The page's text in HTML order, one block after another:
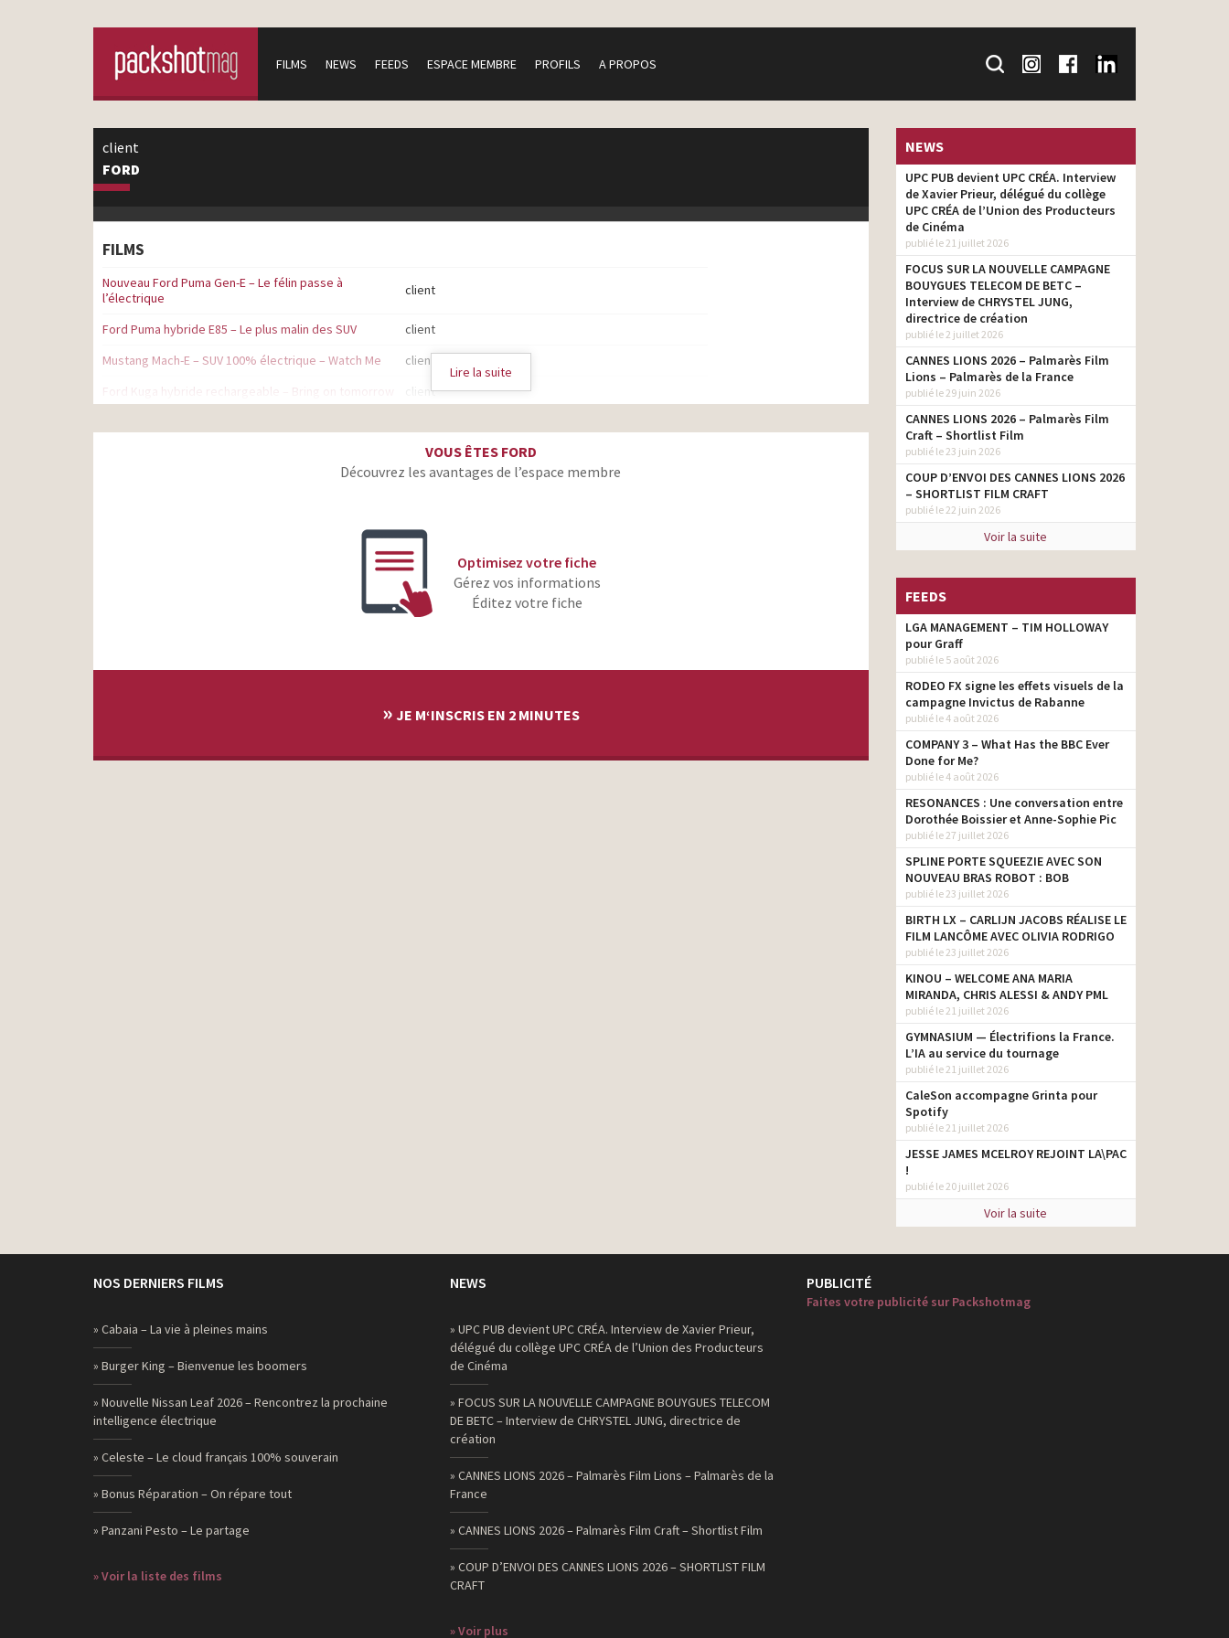
FILMS NEWS FEEDS ESPACE MEMBRE PROFILS A PROPOS
client
FORD
FILMS
Nouveau Ford Puma Gen-E – Le félin passe à
l’électrique
client
Ford Puma hybride E85 – Le plus malin des SUV
client
Mustang Mach-E – SUV 100% électrique – Watch Me
client
Ford Kuga hybride rechargeable – Bring on tomorrow
client
Ford Mustang Mach-e
client
Ford Fiesta – Teddy Riner #CEstTeddyQuiLADit
client
Nouvelle Ford Fiesta – Feel Every Fiesta Moment
client
client
client
client
Lire la suite
VOUS ÊTES FORD
Découvrez les avantages de l’espace membre
Optimisez votre fiche
Gérez vos informations
Éditez votre fiche
» JE M‘INSCRIS EN 2 MINUTES
NEWS
UPC PUB devient UPC CRÉA. Interview
de Xavier Prieur, délégué du collège
UPC CRÉA de l’Union des Producteurs
de Cinéma
publié le 21 juillet 2026
FOCUS SUR LA NOUVELLE CAMPAGNE
BOUYGUES TELECOM DE BETC –
Interview de CHRYSTEL JUNG,
directrice de création
publié le 2 juillet 2026
CANNES LIONS 2026 – Palmarès Film
Lions – Palmarès de la France
publié le 29 juin 2026
CANNES LIONS 2026 – Palmarès Film
Craft – Shortlist Film
publié le 23 juin 2026
COUP D’ENVOI DES CANNES LIONS 2026
– SHORTLIST FILM CRAFT
publié le 22 juin 2026
Voir la suite
FEEDS
LGA MANAGEMENT – TIM HOLLOWAY
pour Graff
publié le 5 août 2026
RODEO FX signe les effets visuels de la
campagne Invictus de Rabanne
publié le 4 août 2026
COMPANY 3 – What Has the BBC Ever
Done for Me?
publié le 4 août 2026
RESONANCES : Une conversation entre
Dorothée Boissier et Anne-Sophie Pic
publié le 27 juillet 2026
SPLINE PORTE SQUEEZIE AVEC SON
NOUVEAU BRAS ROBOT : BOB
publié le 23 juillet 2026
BIRTH LX – CARLIJN JACOBS RÉALISE LE
FILM LANCÔME AVEC OLIVIA RODRIGO
publié le 23 juillet 2026
KINOU – WELCOME ANA MARIA
MIRANDA, CHRIS ALESSI & ANDY PML
publié le 21 juillet 2026
GYMNASIUM — Électrifions la France.
L’IA au service du tournage
publié le 21 juillet 2026
CaleSon accompagne Grinta pour
Spotify
publié le 21 juillet 2026
JESSE JAMES MCELROY REJOINT LA\PAC
!
publié le 20 juillet 2026
Voir la suite
NOS DERNIERS FILMS
» Cabaia – La vie à pleines mains
» Burger King – Bienvenue les boomers
» Nouvelle Nissan Leaf 2026 – Rencontrez la prochaine
intelligence électrique
» Celeste – Le cloud français 100% souverain
» Bonus Réparation – On répare tout
» Panzani Pesto – Le partage
» Voir la liste des films
NEWS
» UPC PUB devient UPC CRÉA. Interview de Xavier Prieur,
délégué du collège UPC CRÉA de l’Union des Producteurs
de Cinéma
» FOCUS SUR LA NOUVELLE CAMPAGNE BOUYGUES TELECOM
DE BETC – Interview de CHRYSTEL JUNG, directrice de
création
» CANNES LIONS 2026 – Palmarès Film Lions – Palmarès de la
France
» CANNES LIONS 2026 – Palmarès Film Craft – Shortlist Film
» COUP D’ENVOI DES CANNES LIONS 2026 – SHORTLIST FILM
CRAFT
» Voir plus
PUBLICITÉ
Faites votre publicité sur Packshotmag